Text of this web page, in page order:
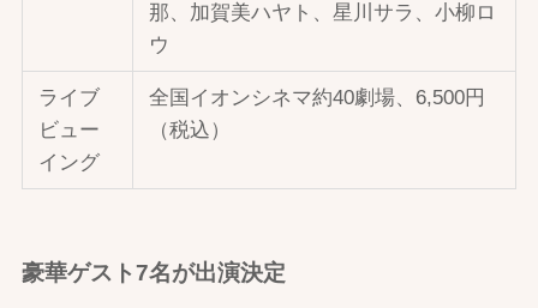
那、加賀美ハヤト、星川サラ、小柳ロ
ウ
ライブ
ビュー
イング
全国イオンシネマ約40劇場、6,500円
（税込）
豪華ゲスト7名が出演決定